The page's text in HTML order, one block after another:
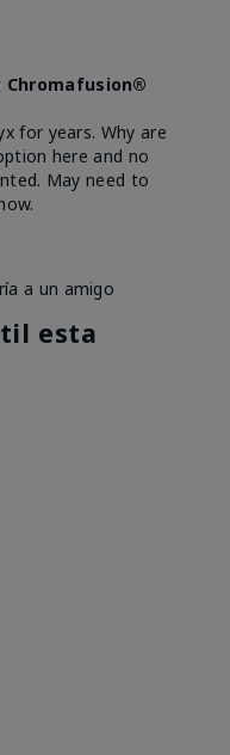
Chromafusion®
for years. Why are
here and no
May need to
a un amigo
esta